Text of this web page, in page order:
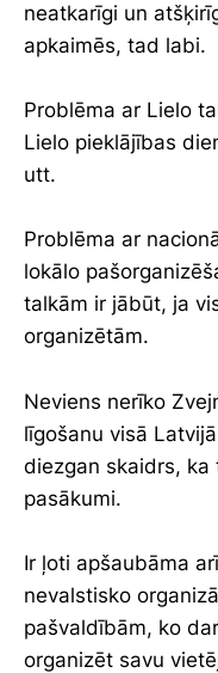
neatkarīgi un
apkaimēs, tad labi.
Problēma ar Lielo
Lielo pieklājības
utt.
Problēma ar
lokālo
talkām ir jābūt, ja
organizētām.
Neviens nerīko
līgošanu visā
diezgan skaidrs, ka
pasākumi.
Ir ļoti apšaubāma
nevalstisko
pašvaldībām, ko
organizēt savu